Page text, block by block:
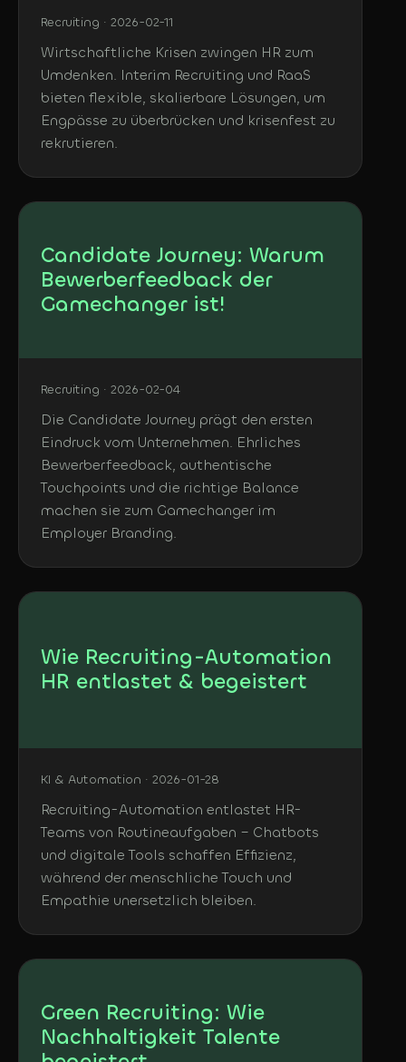
Recruiting · 2026-02-11
Wirtschaftliche Krisen zwingen HR zum
Umdenken. Interim Recruiting und RaaS
bieten flexible, skalierbare Lösungen, um
Engpässe zu überbrücken und krisenfest zu
rekrutieren.
Candidate Journey: Warum
Bewerberfeedback der
Gamechanger ist!
Recruiting · 2026-02-04
Die Candidate Journey prägt den ersten
Eindruck vom Unternehmen. Ehrliches
Bewerberfeedback, authentische
Touchpoints und die richtige Balance
machen sie zum Gamechanger im
Employer Branding.
Wie Recruiting-Automation
HR entlastet & begeistert
KI & Automation · 2026-01-28
Recruiting-Automation entlastet HR-
Teams von Routineaufgaben – Chatbots
und digitale Tools schaffen Effizienz,
während der menschliche Touch und
Empathie unersetzlich bleiben.
Green Recruiting: Wie
Nachhaltigkeit Talente